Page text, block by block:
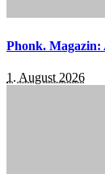
Phonk. Magazin:
1. August 2026